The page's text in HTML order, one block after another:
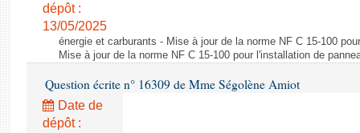
dépôt :
13/05/2025
énergie et carburants - Mise à jour de la norme NF C 15-100
Mise à jour de la norme NF C 15-100 pour l'installation de
Question écrite n° 16309 de Mme Ségolène Amiot
Date de
dépôt :